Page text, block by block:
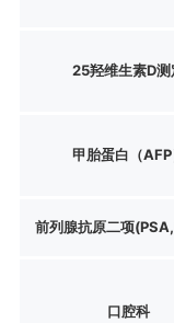
25羟维生素D测
甲胎蛋白（AFP
前列腺抗原二项
口腔科